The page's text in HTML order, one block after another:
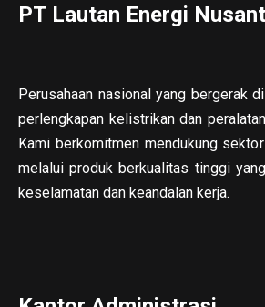
PT Lautan Energi
Perusahaan nasional yang bergerak
perlengkapan kelistrikan dan
Kami berkomitmen mendukung
melalui produk berkualitas tinggi
keselamatan dan keandalan kerja.